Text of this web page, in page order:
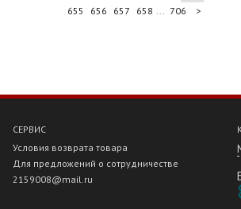
655
656 657 658 ... 706 >
СЕРВИС
Условия возврата товара
Для предложений о сотрудничестве
2159008@mail.ru